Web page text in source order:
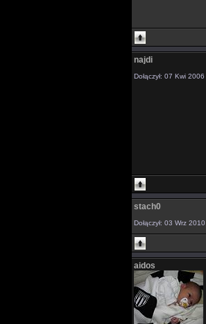
najdi
Dołączył: 07 Kwi 2006
stach0
Dołączył: 03 Wrz 2010
aidos